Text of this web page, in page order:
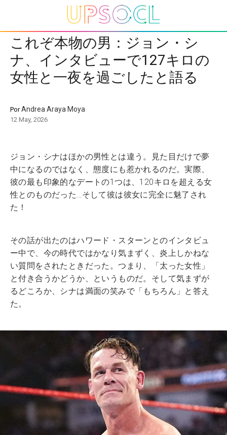
これぞ本物の男：ジョン・シ
ナ、インタビューで127キロの
女性と一夜を過ごしたと語る
PorAndrea Araya Moya
12 May, 2026
ジョン・シナはほかの男性とは違う。見た目だけで夢
中になるのではなく、態度にも惹かれるのだ。実際、
彼の最も印象的なデートの1つは、120キロを超える女
性とのものだった…そして彼は彼女に完全に魅了され
た！
その話が出たのはハワード・スターンとのインタビュ
ー中で、今の時代ではかなり気まずく、炎上しかねな
い質問をされたときだった。つまり、「太った女性」
と付き合うかどうか、というものだ。そして気まずが
るどころか、シナは満面の笑みで「もちろん」と答え
た。